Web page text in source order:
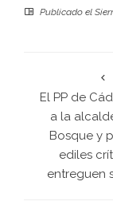
Publicado el
El PP de
a la
Bosque y
ediles
entreguen